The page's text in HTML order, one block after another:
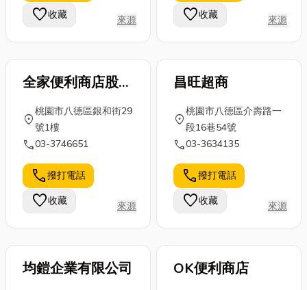
favorite收藏 來源 favorite收藏 來源
全家便利商店股份
有限公司
location_on
桃園市八德區銀和街29
號1樓
call03-3746651
call撥打電話
favorite收藏 來源
昌旺超商
location_on
桃園市八德區介壽路一
段16巷54號
call03-3634135
call撥打電話
favorite收藏 來源
均鎧企業有限公司 OK便利商店